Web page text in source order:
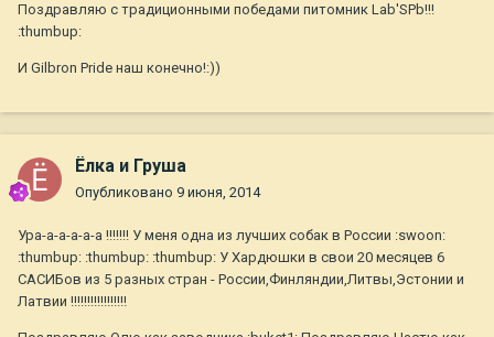
Поздравляю с традиционными победами питомник Lab'SPb!!!
:thumbup:
И Gilbron Pride наш конечно!:))
Ёлка и Груша
Опубликовано 9 июня, 2014
Ура-а-а-а-а-а !!!!!!! У меня одна из лучших собак в России :swoon:
:thumbup: :thumbup: :thumbup: У Хардюшки в свои 20 месяцев 6
САСИБов из 5 разных стран - России,Финляндии,Литвы,Эстонии и
Латвии !!!!!!!!!!!!!!!!!